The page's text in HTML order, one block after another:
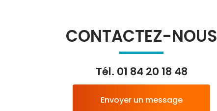
CONTACTEZ-NOUS
Tél. 01 84 20 18 48
Envoyer un message